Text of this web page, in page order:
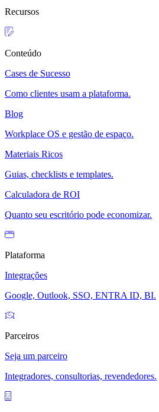
Recursos
Conteúdo
Cases de Sucesso
Como clientes usam a plataforma.
Blog
Workplace OS e gestão de espaço.
Materiais Ricos
Guias, checklists e templates.
Calculadora de ROI
Quanto seu escritório pode economizar.
Plataforma
Integrações
Google, Outlook, SSO, ENTRA ID, BI.
Parceiros
Seja um parceiro
Integradores, consultorias, revendedores.